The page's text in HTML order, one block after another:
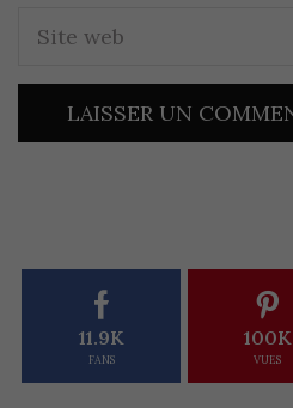
11.9K
FANS
100K
VUES